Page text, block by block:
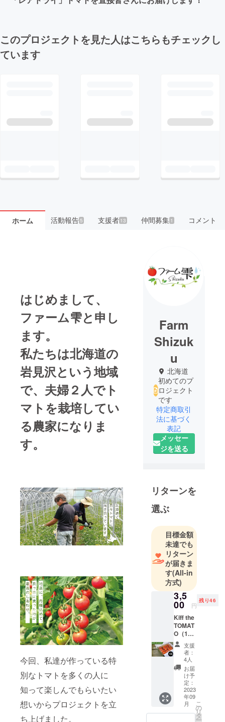
このプロジェクトを見た人はこちらもチェックし
ています
ホーム 活動報告5 支援者 13 仲間募集 1 コメント
はじめまして、
ファーム雫と申し
ます。
私たちは北海道の
岩見沢という地域
で、夫婦２人でト
マトを栽培してい
る農家になりま
す。
今回、私達が作っている特
別なトマトを多くの人に
知って楽しんでもらいたい
想いからプロジェクトを立
ち上げました。
Farm
Shizuk
u
北海道
初めてのプ
ロジェクト
です
特定商取引
法に基づく
表記
メッセー
ジを送る
リターンを
選ぶ
目標金額
未達でも
リターン
が届きま
す(All-in
方式)
3,5
00 円
残り46
Kiff the
TOMAT
O（16
粒入）
1箱
（送
料、消
費税込
みの価
格で
す） 北
海道
産 生
支援
者：
4人
お届
け予
定：
2023
年09
月
こ
の
リ
タ
ー